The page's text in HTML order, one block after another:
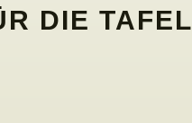
DIE TAFEL